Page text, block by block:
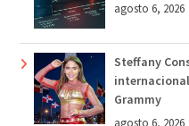
agosto 6, 2026
Steffany
Grammy